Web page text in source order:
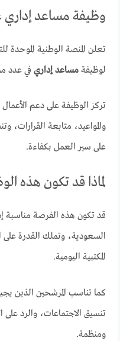
وظيفة مساعد
تعلن المنصة الوطنية الموحدة
لوظيفةمساعد إداري في عدد
تركز الوظيفة على دعم الأعمال
والمواعيد، متابعة القرارات،
على سير العمل بكفاءة.
لماذا قد تكون هذه
قد تكون هذه الفرصة مناسبة
السعودية، وتملك القدرة على
المكتبية اليومية.
كما تناسب المرشحين الذين
تنسيق الاجتماعات، والرد على
ومنظمة.